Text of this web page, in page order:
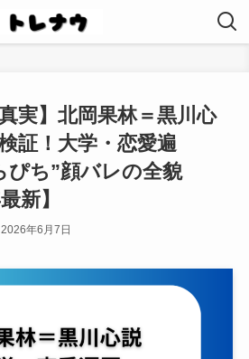
真実】北岡果林＝黒川心
証！大学・恋愛遍
ぴち”顔バレの全貌
新】
2026年6月7日